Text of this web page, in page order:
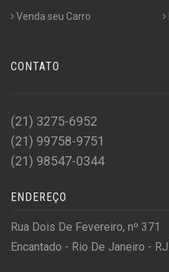
Venda seu Carro
CONTATO
(21) 3275-6952
(21) 99758-9751
(21) 98547-0344
ENDEREÇO
Rua Dois De Fevereiro, nº 371
Encantado - Rio De Janeiro - RJ